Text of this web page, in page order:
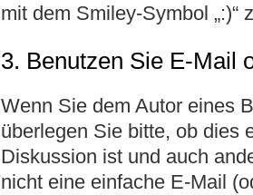
mit dem Smiley-Symbol „:)“
3. Benutzen Sie E-Mail
Wenn Sie dem Autor eines
überlegen Sie bitte, ob dies
Diskussion ist und auch
nicht eine einfache E-Mail